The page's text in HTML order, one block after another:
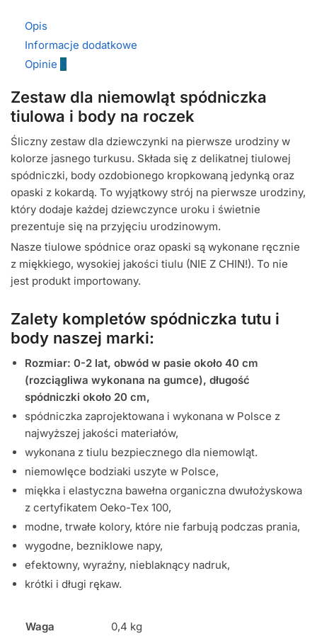
Opis
Informacje dodatkowe
Opinie 0
Zestaw dla niemowląt spódniczka
tiulowa i body na roczek
Śliczny zestaw dla dziewczynki na pierwsze urodziny w
kolorze jasnego turkusu. Składa się z delikatnej tiulowej
spódniczki, body ozdobionego kropkowaną jedynką oraz
opaski z kokardą. To wyjątkowy strój na pierwsze urodziny,
który dodaje każdej dziewczynce uroku i świetnie
prezentuje się na przyjęciu urodzinowym.
Nasze tiulowe spódnice oraz opaski są wykonane ręcznie
z miękkiego, wysokiej jakości tiulu (NIE Z CHIN!). To nie
jest produkt importowany.
Zalety kompletów spódniczka tutu i
body naszej marki:
Rozmiar: 0-2 lat, obwód w pasie około 40 cm
(rozciągliwa wykonana na gumce), długość
spódniczki około 20 cm,
spódniczka zaprojektowana i wykonana w Polsce z
najwyższej jakości materiałów,
wykonana z tiulu bezpiecznego dla niemowląt.
niemowlęce bodziaki uszyte w Polsce,
miękka i elastyczna bawełna organiczna dwułożyskowa
z certyfikatem Oeko-Tex 100,
modne, trwałe kolory, które nie farbują podczas prania,
wygodne, bezniklowe napy,
efektowny, wyraźny, nieblaknący nadruk,
krótki i długi rękaw.
Waga 0,4 kg